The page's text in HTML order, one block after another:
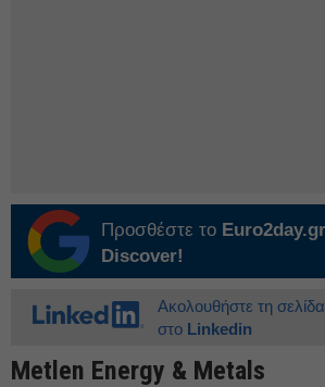
Προσθέστε το Euro2day.gr
Discover!
Ακολουθήστε τη
στο Linkedin
Metlen Energy & Metals